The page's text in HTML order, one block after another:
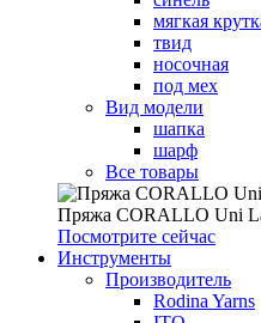
мягкая
твид
носочная
под мех
Вид модели
шапка
шарф
Все товары
Пряжа CORALLO Uni
Посмотрите сейчас
Инструменты
Производитель
Rodina Yarns